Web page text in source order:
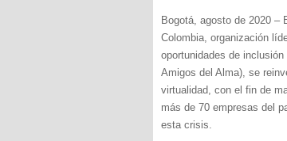
Bogotá, agosto de 2020 –
Colombia, organización
oportunidades de
Amigos del Alma), se
virtualidad, con el fin de
más de 70 empresas del
esta crisis.